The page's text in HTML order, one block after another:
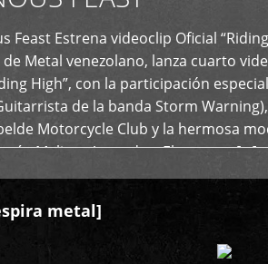
Feast Estrena videoclip Oficial
Metal venezolano, lanza cuarto
High”, con la participación
de la banda Storm
Motorcycle Club y la hermosa
Melissa Acevedo. El potente […]
metal]